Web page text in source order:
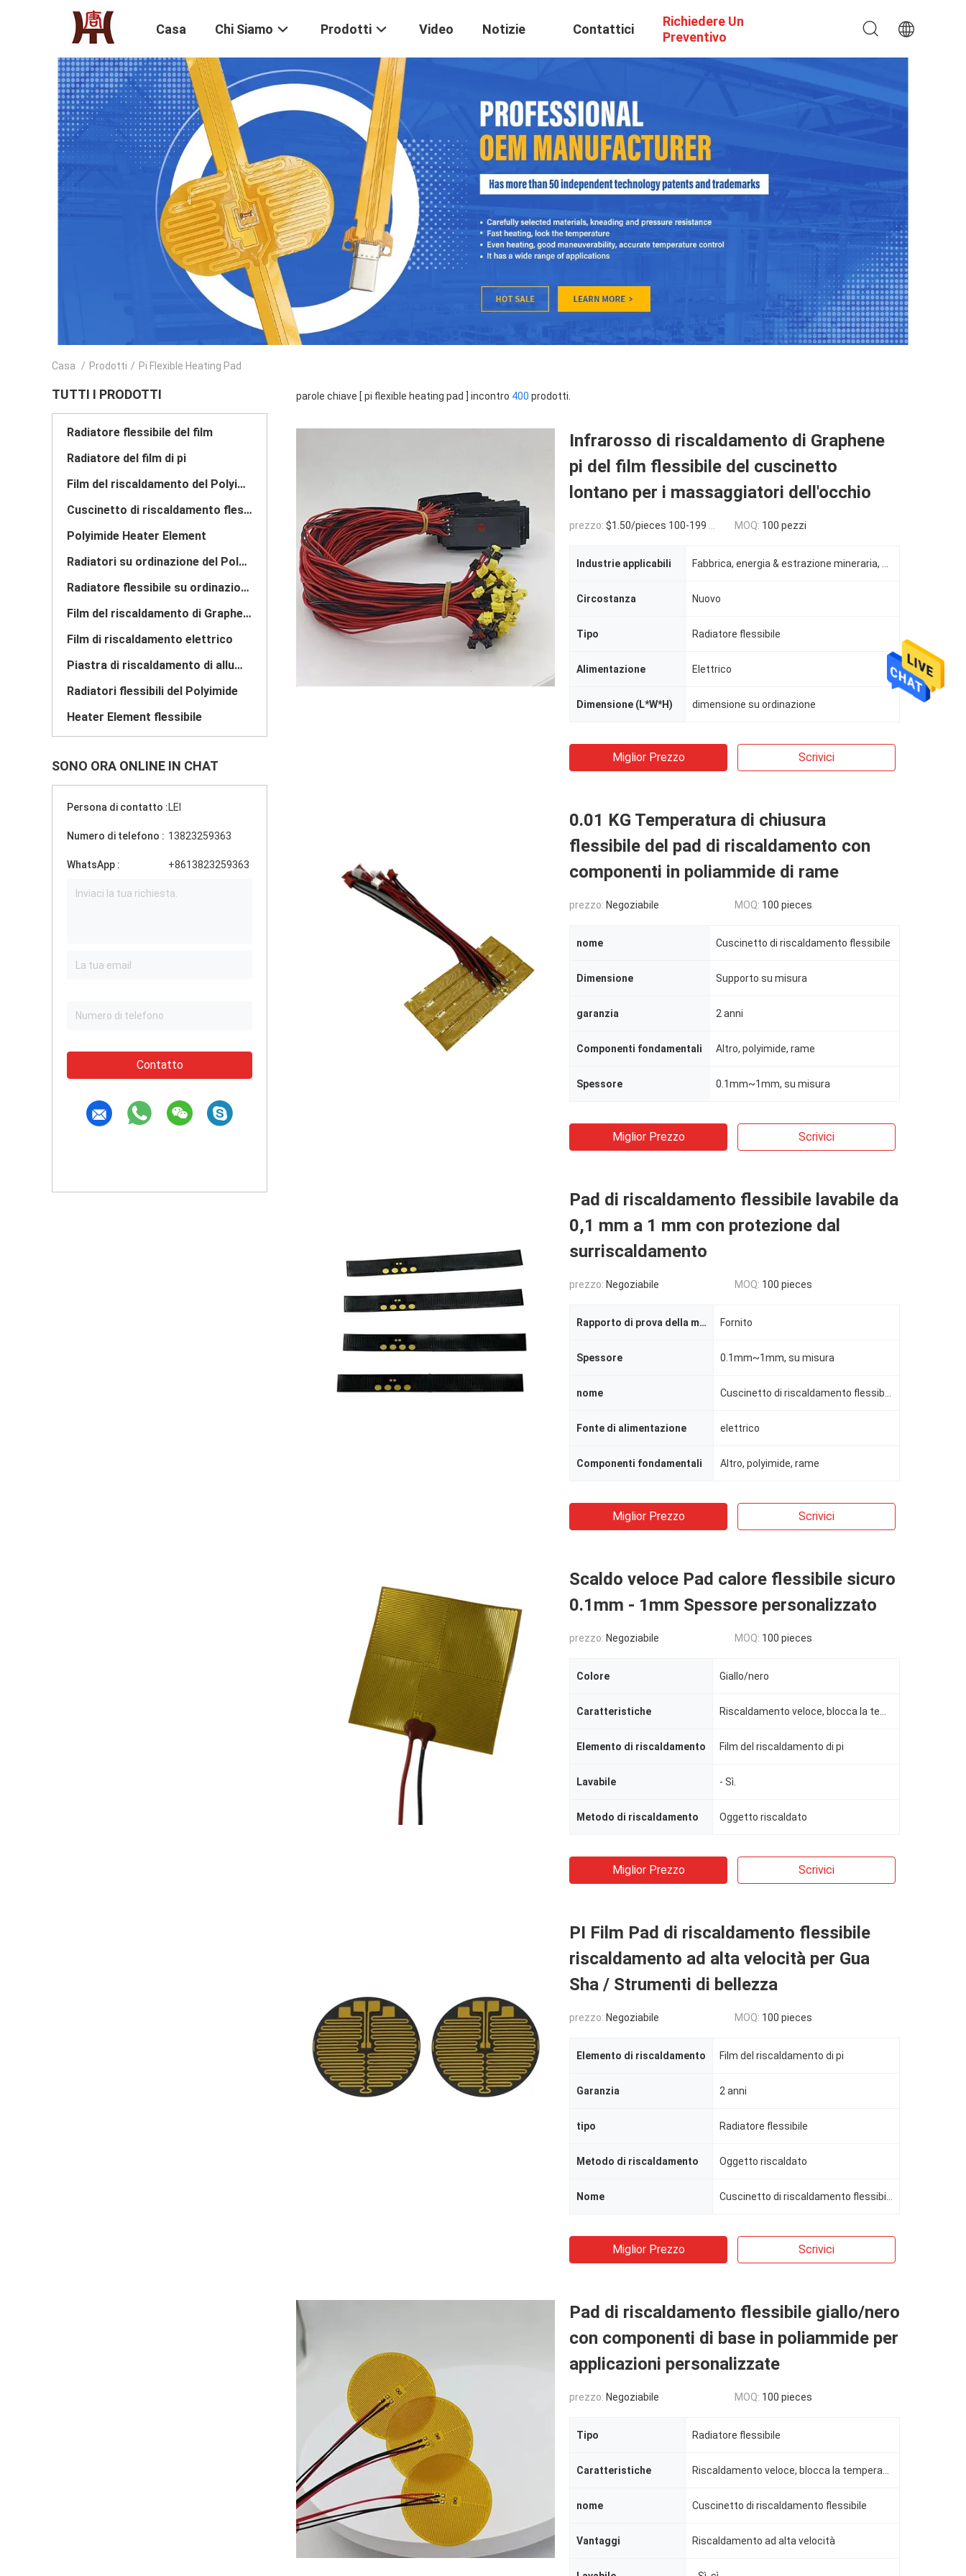
Casa Chi Siamo Prodotti Video Notizie Contattici
Richiedere Un
Preventivo
Casa / Prodotti / Pi Flexible Heating Pad
TUTTI I PRODOTTI
Radiatore flessibile del film
Radiatore del film di pi
Film del riscaldamento del Polyimide
Cuscinetto di riscaldamento flessibile
Polyimide Heater Element
Radiatori su ordinazione del Polyimide
Radiatore flessibile su ordinazione
Film del riscaldamento di Graphene
Film di riscaldamento elettrico
Piastra di riscaldamento di alluminio
Radiatori flessibili del Polyimide
Heater Element flessibile
SONO ORA ONLINE IN CHAT
Persona di contatto :LEI
Numero di telefono : 13823259363
WhatsApp : +8613823259363
Contatto
parole chiave [ pi flexible heating pad ] incontro 400 prodotti.
Infrarosso di riscaldamento di Graphene
pi del film flessibile del cuscinetto
lontano per i massaggiatori dell'occhio
prezzo: $1.50/pieces 100-199 pieces MOQ: 100 pezzi
Industrie applicabili
Circostanza Nuovo
Tipo Radiatore flessibile
Alimentazione Elettrico
Dimensione (L*W*H) dimensione su ordinazione
Miglior Prezzo Scrivici
0.01 KG Temperatura di chiusura
flessibile del pad di riscaldamento con
componenti in poliammide di rame
prezzo: Negoziabile MOQ: 100 pieces
nome Cuscinetto di riscaldamento flessibile
Dimensione Supporto su misura
garanzia 2 anni
Componenti fondamentali Altro, polyimide, rame
Spessore 0.1mm~1mm, su misura
Miglior Prezzo Scrivici
Pad di riscaldamento flessibile lavabile da
0,1 mm a 1 mm con protezione dal
surriscaldamento
prezzo: Negoziabile MOQ: 100 pieces
Rapporto di prova della macchina Fornito
Spessore 0.1mm~1mm, su misura
nome
Fonte di alimentazione elettrico
Componenti fondamentali Altro, polyimide, rame
Miglior Prezzo Scrivici
Scaldo veloce Pad calore flessibile sicuro
0.1mm - 1mm Spessore personalizzato
prezzo: Negoziabile MOQ: 100 pieces
Colore Giallo/nero
Caratteristiche
Elemento di riscaldamento Film del riscaldamento di pi
Lavabile - Sì.
Metodo di riscaldamento Oggetto riscaldato
Miglior Prezzo Scrivici
PI Film Pad di riscaldamento flessibile
riscaldamento ad alta velocità per Gua
Sha / Strumenti di bellezza
prezzo: Negoziabile MOQ: 100 pieces
Elemento di riscaldamento Film del riscaldamento di pi
Garanzia 2 anni
tipo Radiatore flessibile
Metodo di riscaldamento Oggetto riscaldato
Nome
Miglior Prezzo Scrivici
Pad di riscaldamento flessibile giallo/nero
con componenti di base in poliammide per
applicazioni personalizzate
prezzo: Negoziabile MOQ: 100 pieces
Tipo Radiatore flessibile
Caratteristiche
nome Cuscinetto di riscaldamento flessibile
Vantaggi Riscaldamento ad alta velocità